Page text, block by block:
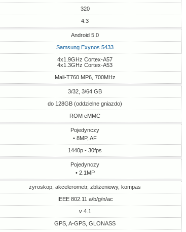
320
4:3
Android 5.0
Samsung Exynos 5433
4x1.9GHz Cortex-A57
4x1.3GHz Cortex-A53
Mali-T760 MP6, 700MHz
3/32, 3/64 GB
do 128GB (oddzielne gniazdo)
ROM eMMC
Pojedynczy
• 8MP, AF
1440p - 30fps
Pojedynczy
• 2.1MP
żyroskop, akcelerometr, zbliżeniowy, kompas
IEEE 802.11 a/b/g/n/ac
v 4.1
GPS, A-GPS, GLONASS